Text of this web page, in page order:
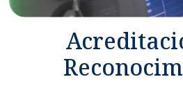
Noticias y blog